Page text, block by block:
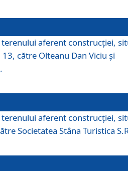
terenului aferent construcției,
către Olteanu Dan Viciu și
terenului aferent construcției,
Societatea Stâna Turistica